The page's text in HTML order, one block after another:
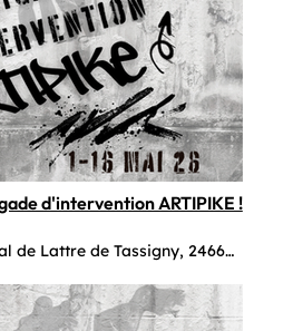
d'intervention ARTIPIKE !
de Lattre de Tassigny, 24660